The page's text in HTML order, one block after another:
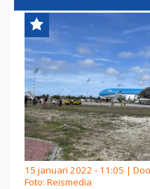
15 januari 2022 - 11:05 |
Foto: Reismedia